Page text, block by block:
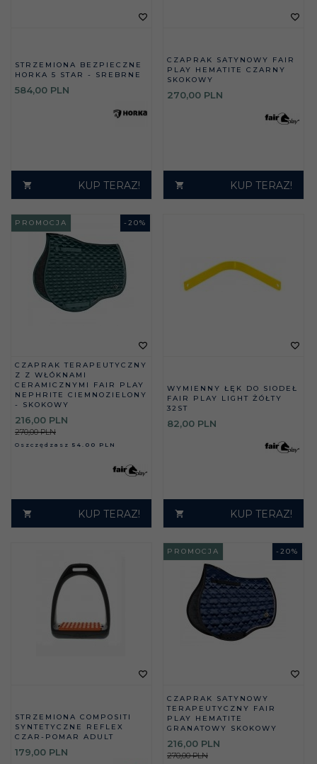
STRZEMIONA BEZPIECZNE
HORKA 5 STAR - SREBRNE
584,00 PLN
KUP TERAZ!
CZAPRAK SATYNOWY FAIR
PLAY HEMATITE CZARNY
SKOKOWY
270,00 PLN
KUP TERAZ!
- 20%
PROMOCJA
CZAPRAK TERAPEUTYCZNY
Z Z WŁÓKNAMI
CERAMICZNYMI FAIR PLAY
NEPHRITE CIEMNOZIELONY
- SKOKOWY
216,00 PLN
270,00 PLN
Oszczędzasz 54.00 PLN
KUP TERAZ!
WYMIENNY ŁĘK DO SIODEŁ
FAIR PLAY LIGHT ŻÓŁTY
32ST
82,00 PLN
KUP TERAZ!
STRZEMIONA COMPOSITI
SYNTETYCZNE REFLEX
CZAR-POMAR ADULT
179,00 PLN
- 20%
PROMOCJA
CZAPRAK SATYNOWY
TERAPEUTYCZNY FAIR
PLAY HEMATITE
GRANATOWY SKOKOWY
216,00 PLN
270,00 PLN